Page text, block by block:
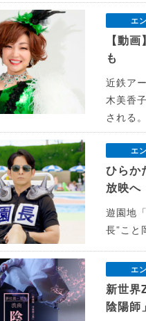
エ
【動
も
近鉄ア
木美香
される。
エ
ひらか
放映へ
遊園地
長”こと
エ
新世界
陰陽師」